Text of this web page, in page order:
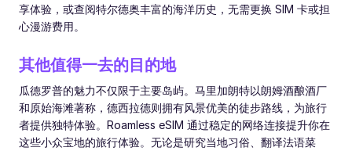
享体验，或查阅特尔德奥丰富的海洋历史，无需更换 SIM 卡或担
心漫游费用。
其他值得一去的目的地
瓜德罗普的魅力不仅限于主要岛屿。马里加朗特以朗姆酒酿酒厂
和原始海滩著称，德西拉德则拥有风景优美的徒步路线，为旅行
者提供独特体验。Roamless eSIM 通过稳定的网络连接提升你在
这些小众宝地的旅行体验。无论是研究当地习俗、翻译法语菜